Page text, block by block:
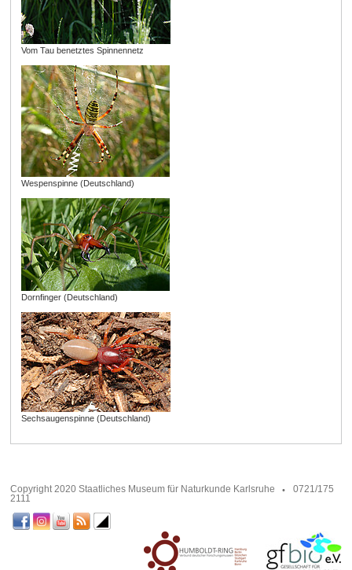
Vom Tau benetztes Spinnennetz
Wespenspinne (Deutschland)
Dornfinger (Deutschland)
Sechsaugenspinne (Deutschland)
Copyright 2020 Staatliches Museum für Naturkunde Karlsruhe
0721/175
2111